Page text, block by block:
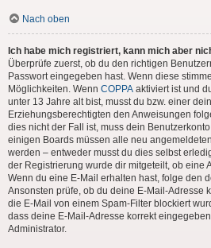
Nach oben
Ich habe mich registriert, kann mich aber
Überprüfe zuerst, ob du den richtigen
Passwort eingegeben hast. Wenn diese
Möglichkeiten. Wenn COPPA aktiviert ist und
unter 13 Jahre alt bist, musst du bzw. einer
Erziehungsberechtigten den Anweisungen
dies nicht der Fall ist, muss dein
einigen Boards müssen alle neu
werden – entweder musst du dies selbst
der Registrierung wurde dir mitgeteilt, ob eine
Wenn du eine E-Mail erhalten hast, folge den
Ansonsten prüfe, ob du deine E-Mail-Adresse
die E-Mail von einem Spam-Filter blockiert
dass deine E-Mail-Adresse korrekt
Administrator.